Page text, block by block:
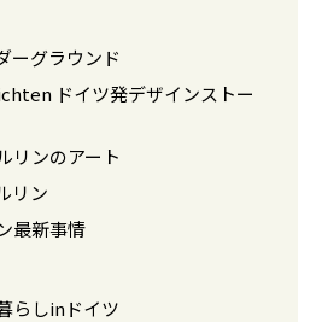
ーグラウンド
ドイツ発デザインストー
リンのアート
リン
最新事情
らしinドイツ